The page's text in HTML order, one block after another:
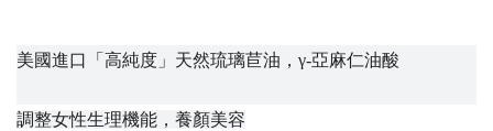
美國進口「高純度」天然琉璃苣油，γ-亞麻仁油酸
調整女性生理機能，養顏美容